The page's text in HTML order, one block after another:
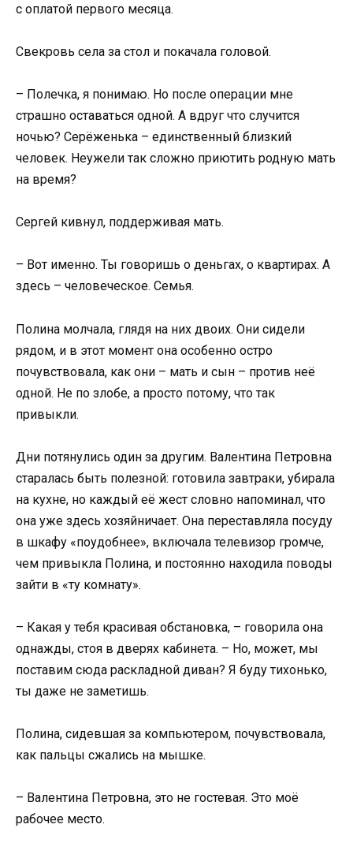
с оплатой первого месяца.
Свекровь села за стол и покачала головой.
– Полечка, я понимаю. Но после операции мне
страшно оставаться одной. А вдруг что случится
ночью? Серёженька – единственный близкий
человек. Неужели так сложно приютить родную мать
на время?
Сергей кивнул, поддерживая мать.
– Вот именно. Ты говоришь о деньгах, о квартирах. А
здесь – человеческое. Семья.
Полина молчала, глядя на них двоих. Они сидели
рядом, и в этот момент она особенно остро
почувствовала, как они – мать и сын – против неё
одной. Не по злобе, а просто потому, что так
привыкли.
Дни потянулись один за другим. Валентина Петровна
старалась быть полезной: готовила завтраки, убирала
на кухне, но каждый её жест словно напоминал, что
она уже здесь хозяйничает. Она переставляла посуду
в шкафу «поудобнее», включала телевизор громче,
чем привыкла Полина, и постоянно находила поводы
зайти в «ту комнату».
– Какая у тебя красивая обстановка, – говорила она
однажды, стоя в дверях кабинета. – Но, может, мы
поставим сюда раскладной диван? Я буду тихонько,
ты даже не заметишь.
Полина, сидевшая за компьютером, почувствовала,
как пальцы сжались на мышке.
– Валентина Петровна, это не гостевая. Это моё
рабочее место.